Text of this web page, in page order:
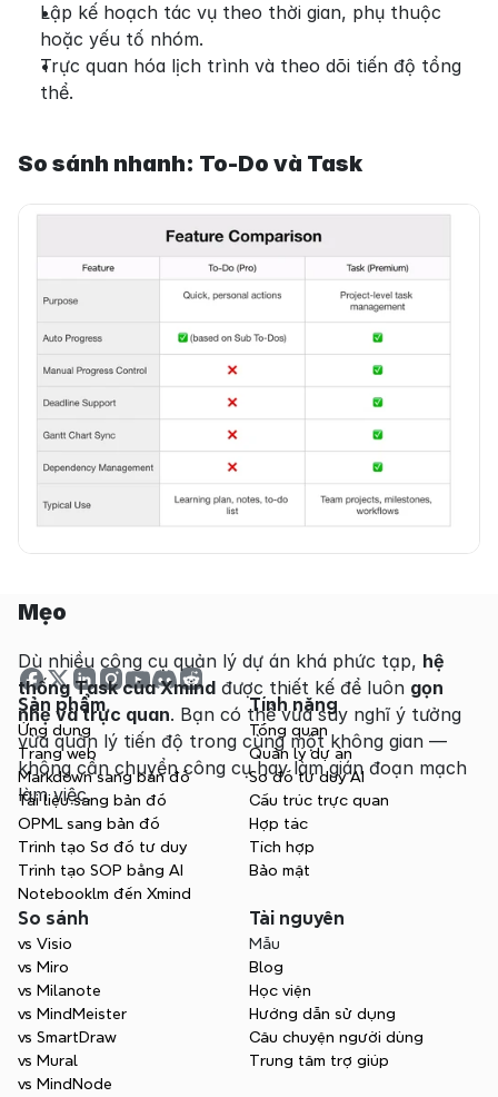
Lập kế hoạch tác vụ theo thời gian, phụ thuộc
hoặc yếu tố nhóm.
Trực quan hóa lịch trình và theo dõi tiến độ tổng
thể.
So sánh nhanh: To-Do và Task
Mẹo
Dù nhiều công cụ quản lý dự án khá phức tạp, hệ
thống Task của Xmind được thiết kế để luôn gọn
nhẹ và trực quan. Bạn có thể vừa suy nghĩ ý tưởng
vừa quản lý tiến độ trong cùng một không gian —
không cần chuyển công cụ hay làm gián đoạn mạch
làm việc.
Sản phẩm
Ứng dụng
Trang web
Markdown sang bản đồ
Tài liệu sang bản đồ
OPML sang bản đồ
Trình tạo Sơ đồ tư duy
Trình tạo SOP bằng AI
Notebooklm đến Xmind
Tính năng
Tổng quan
Quản lý dự án
Sơ đồ tư duy AI
Cấu trúc trực quan
Hợp tác
Tích hợp
Bảo mật
So sánh
vs Visio
vs Miro
vs Milanote
vs MindMeister
vs SmartDraw
vs Mural
vs MindNode
Tài nguyên
Mẫu
Blog
Học viện
Hướng dẫn sử dụng
Câu chuyện người dùng
Trung tâm trợ giúp